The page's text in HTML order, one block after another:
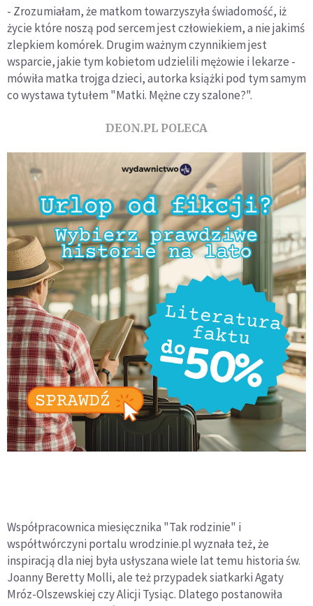
- Zrozumiałam, że matkom towarzyszyła świadomość, iż
życie które noszą pod sercem jest człowiekiem, a nie jakimś
zlepkiem komórek. Drugim ważnym czynnikiem jest
wsparcie, jakie tym kobietom udzielili mężowie i lekarze -
mówiła matka trojga dzieci, autorka książki pod tym samym
co wystawa tytułem "Matki. Mężne czy szalone?".
DEON.PL POLECA
Współpracownica miesięcznika "Tak rodzinie" i
współtwórczyni portalu wrodzinie.pl wyznała też, że
inspiracją dla niej była usłyszana wiele lat temu historia św.
Joanny Beretty Molli, ale też przypadek siatkarki Agaty
Mróz-Olszewskiej czy Alicji Tysiąc. Dlatego postanowiła